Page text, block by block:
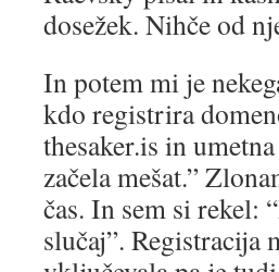
dosežek. Nihče od
In potem mi je
kdo registrira
thesaker.is in
začela mešat.”
čas. In sem si rekel:
slučaj”. Registracija